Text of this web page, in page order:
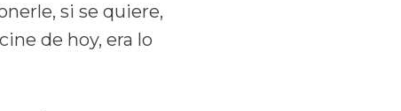
si se quiere,
de hoy, era lo